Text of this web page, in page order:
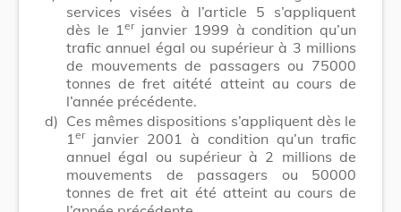
services visées à l’article 5 s’appliquent
dès le 1erjanvier 1999 à condition qu’un
trafic annuel égal ou supérieur à 3 millions
de mouvements de passagers ou 75000
tonnes de fret aitété atteint au cours de
l’année précédente.
d) Ces mêmes dispositions s’appliquent dès le
1 erjanvier 2001 à condition qu’un trafic
annuel égal ou supérieur à 2 millions de
mouvements de passagers ou 50000
tonnes de fret ait été atteint au cours de